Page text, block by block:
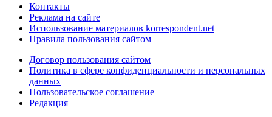
Контакты
Реклама на сайте
Использование материалов korrespondent.net
Правила пользования сайтом
Договор пользования сайтом
Политика в сфере конфиденциальности и персональных
данных
Пользовательское соглашение
Редакция